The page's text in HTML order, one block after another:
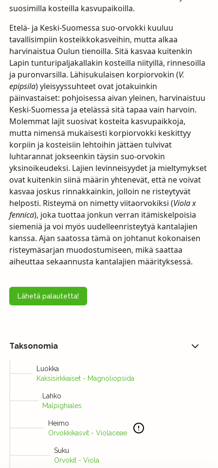
suosimilla kosteilla kasvupaikoilla.
Etelä- ja Keski-Suomessa suo-orvokki kuuluu
tavallisimpiin kosteikkokasveihin, mutta alkaa
harvinaistua Oulun tienoilla. Sitä kasvaa kuitenkin
Lapin tunturipaljakallakin kosteilla niityillä, rinnesoilla
ja puronvarsilla. Lähisukulaisen korpiorvokin (V.
epipsila) yleisyyssuhteet ovat jotakuinkin
päinvastaiset: pohjoisessa aivan yleinen, harvinaistuu
Keski-Suomessa ja etelässä sitä tapaa vain harvoin.
Molemmat lajit suosivat kosteita kasvupaikkoja,
mutta nimensä mukaisesti korpiorvokki keskittyy
korpiin ja kosteisiin lehtoihin jättäen tulvivat
luhtarannat jokseenkin täysin suo-orvokin
yksinoikeudeksi. Lajien levinneisyydet ja mieltymykset
ovat kuitenkin siinä määrin yhtenevät, että ne voivat
kasvaa joskus rinnakkainkin, jolloin ne risteytyvät
helposti. Risteymä on nimetty viitaorvokiksi (Viola x
fennica), joka tuottaa jonkun verran itämiskelpoisia
siemeniä ja voi myös uudelleenristeytyä kantalajien
kanssa. Ajan saatossa tämä on johtanut kokonaisen
risteymäsarjan muodostumiseen, mikä saattaa
aiheuttaa sekaannusta kantalajien määrityksessä.
Lähetä palautetta!
Taksonomia
Luokka
Kaksisirkkaiset - Magnoliopsida
Lahko
Malpighiales
Heimo
Orvokkikasvit - Violaceae
Suku
Orvokit - Viola